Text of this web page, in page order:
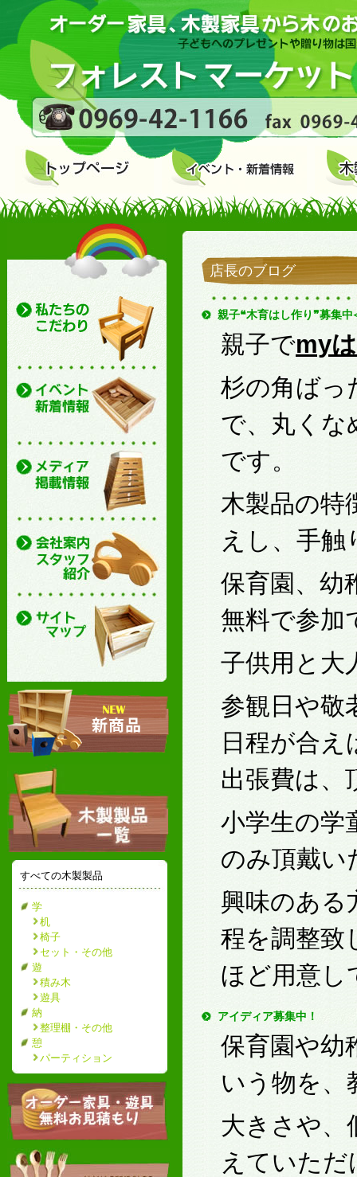
すべての木製製品
学
机
椅子
セット・その他
遊
積み木
遊具
納
整理棚・その他
憩
パーティション
店長のブログ
親子❝木育はし作り❞募集
親子でmy
杉の角ばっ
で、丸くな
です。
木製品の特
えし、手
保育園、
無料で参加
子供用と大
参観日や敬
日程が合
出張費は、
小学生の学
のみ頂戴い
興味のある
程を調整致
ほど用意し
アイディア募集中！
保育園や
いう物を、
大きさや、
えていた